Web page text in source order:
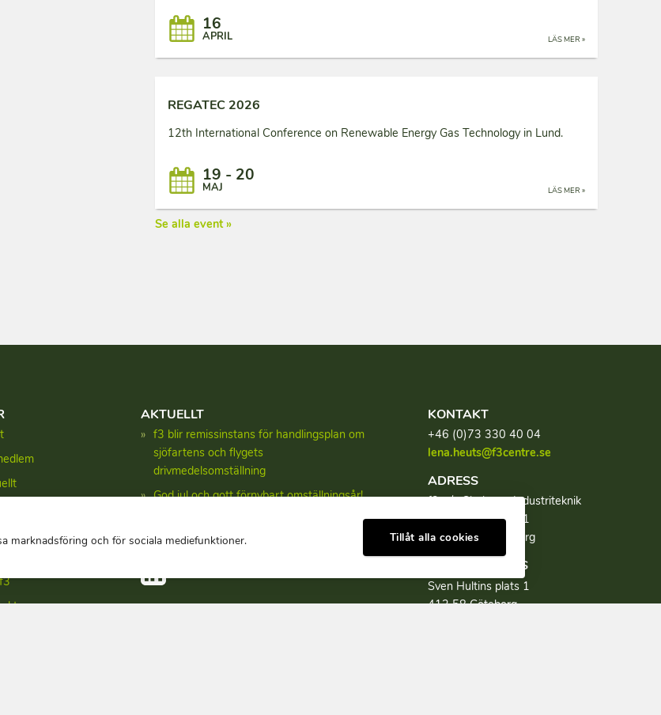
LÄS MER »
16
APRIL
REGATEC 2026
12th International Conference on Renewable Energy Gas Technology in Lund.
LÄS MER »
19 - 20
MAJ
Se alla event »
AKTUELLT
f3 blir remissinstans för handlingsplan om
sjöfartens och flygets
drivmedelsomställning
God jul och gott förnybart omställningsår!
svenska drivmedel
KONTAKT
+46 (0)73 330 40 04
lena.heuts@f3centre.se
ADRESS
f3, c/o Chalmers Industriteknik
Sven Hultins plats 1
SE-412 58 Göteborg
BESÖKSADRESS
Sven Hultins plats 1
412 58 Göteborg
marknadsföring och för sociala mediefunktioner.
Tillåt alla cookies